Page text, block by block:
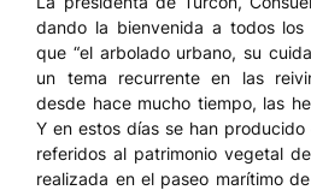
dando la bienvenida a todos
que “el arbolado urbano, su
un tema recurrente en las
desde hace mucho tiempo, las
Y en estos días se han
referidos al patrimonio vegetal
realizada en el paseo marítimo